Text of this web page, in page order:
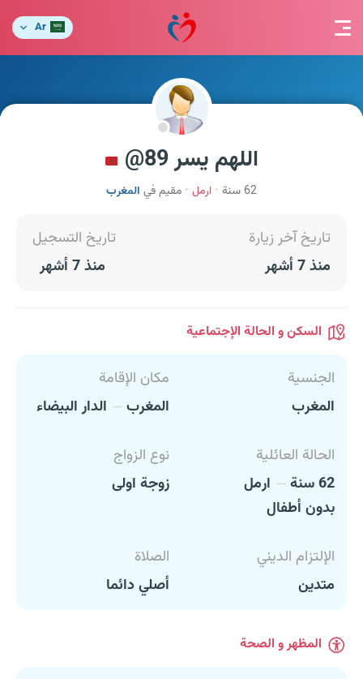
Ar
اللهم يسر 89@
62 سنة ارمل مقيم في المغرب
تاريخ آخر زيارة
منذ 7 أشهر
تاريخ التسجيل
منذ 7 أشهر
السكن و الحالة الإجتماعية
الجنسية
المغرب
مكان الإقامة
المغرب
الدار البيضاء
الحالة العائلية
62 سنة
ارمل
بدون أطفال
نوع الزواج
زوجة اولى
الإلتزام الديني
متدين
الصلاة
أصلي دائما
المظهر و الصحة